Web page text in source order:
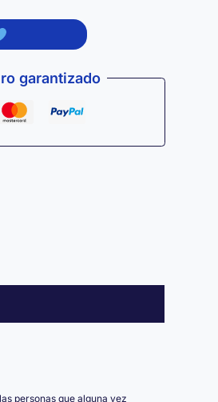
garantizado
personas que alguna vez